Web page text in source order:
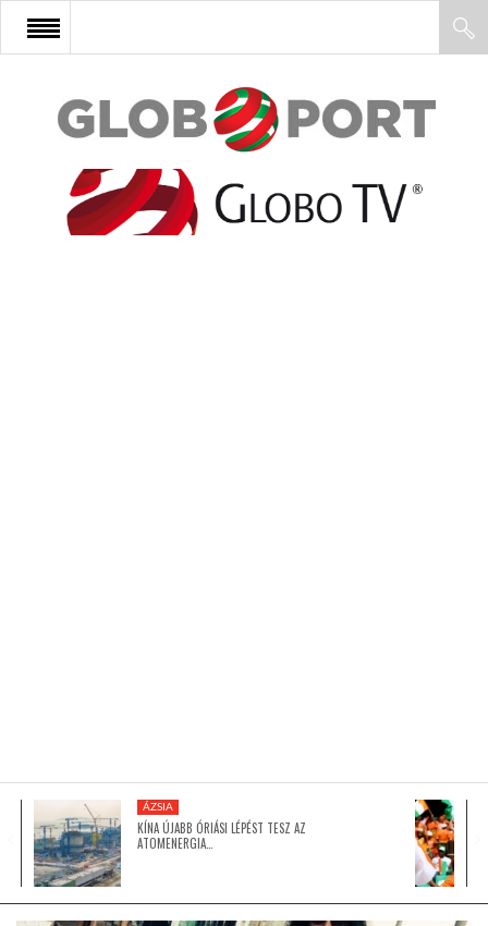
FŐOLDAL
AFRIKA
GLOBOTV BP
ÁZSIA
KÍNA ÚJABB ÓRIÁSI LÉPÉST TESZ AZ
ATOMENERGIA…